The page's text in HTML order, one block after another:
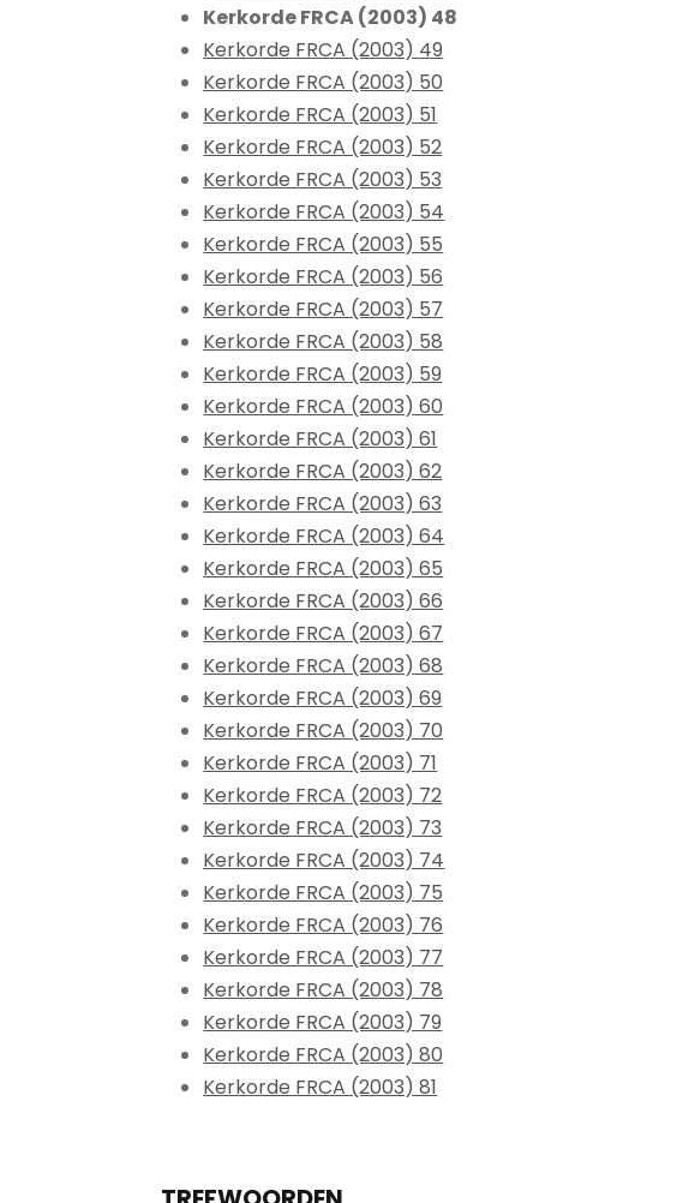
Kerkorde FRCA (2003) 48
Kerkorde FRCA (2003) 49
Kerkorde FRCA (2003) 50
Kerkorde FRCA (2003) 51
Kerkorde FRCA (2003) 52
Kerkorde FRCA (2003) 53
Kerkorde FRCA (2003) 54
Kerkorde FRCA (2003) 55
Kerkorde FRCA (2003) 56
Kerkorde FRCA (2003) 57
Kerkorde FRCA (2003) 58
Kerkorde FRCA (2003) 59
Kerkorde FRCA (2003) 60
Kerkorde FRCA (2003) 61
Kerkorde FRCA (2003) 62
Kerkorde FRCA (2003) 63
Kerkorde FRCA (2003) 64
Kerkorde FRCA (2003) 65
Kerkorde FRCA (2003) 66
Kerkorde FRCA (2003) 67
Kerkorde FRCA (2003) 68
Kerkorde FRCA (2003) 69
Kerkorde FRCA (2003) 70
Kerkorde FRCA (2003) 71
Kerkorde FRCA (2003) 72
Kerkorde FRCA (2003) 73
Kerkorde FRCA (2003) 74
Kerkorde FRCA (2003) 75
Kerkorde FRCA (2003) 76
Kerkorde FRCA (2003) 77
Kerkorde FRCA (2003) 78
Kerkorde FRCA (2003) 79
Kerkorde FRCA (2003) 80
Kerkorde FRCA (2003) 81